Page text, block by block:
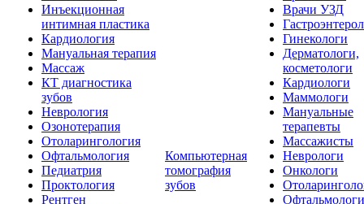
Инъекционная
интимная пластика
Кардиология
Мануальная терапия
Массаж
КТ диагностика
зубов
Неврология
Озонотерапия
Отоларингология
Офтальмология
Педиатрия
Проктология
Рентген
Компьютерная
томография
зубов
Врачи УЗД
Гинекологи
Дерматологи,
косметологи
Кардиологи
Маммологи
Мануальные
терапевты
Массажисты
Неврологи
Онкологи
Офтальмологи